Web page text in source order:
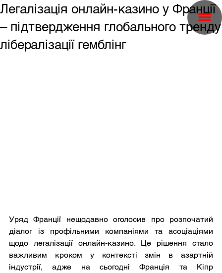
Легалізація онлайн-казино у Франції
– підтвердження глобального тренду
лібералізації гемблінг
Уряд Франції нещодавно оголосив про розпочатий
діалог із профільними компаніями та асоціаціями
щодо легалізації онлайн-казино. Це рішення стало
важливим кроком у контексті змін в азартній
індустрії, адже на сьогодні Франція та Кіпр